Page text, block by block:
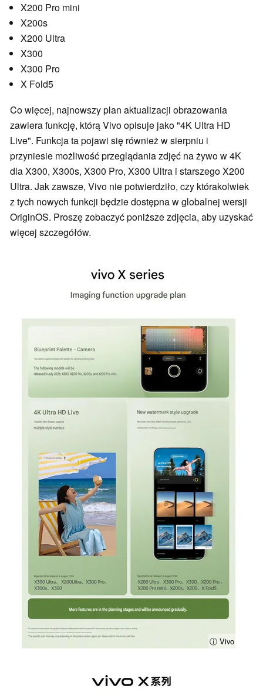
X200 Pro mini
X200s
X200 Ultra
X300
X300 Pro
X Fold5
Co więcej, najnowszy plan aktualizacji obrazowania
zawiera funkcję, którą Vivo opisuje jako "4K Ultra HD
Live". Funkcja ta pojawi się również w sierpniu i
przyniesie możliwość przeglądania zdjęć na żywo w 4K
dla X300, X300s, X300 Pro, X300 Ultra i starszego X200
Ultra. Jak zawsze, Vivo nie potwierdziło, czy którakolwiek
z tych nowych funkcji będzie dostępna w globalnej wersji
OriginOS. Proszę zobaczyć poniższe zdjęcia, aby uzyskać
więcej szczegółów.
ⓘ Vivo